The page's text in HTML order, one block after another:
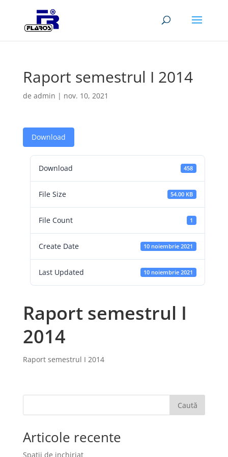
Raport semestrul I 2014
de admin | nov. 10, 2021
Download
Download 458
File Size 54.00 KB
File Count 1
Create Date 10 noiembrie 2021
Last Updated 10 noiembrie 2021
Raport semestrul I
2014
Raport semestrul I 2014
Caută
Articole recente
Spatii de inchiriat